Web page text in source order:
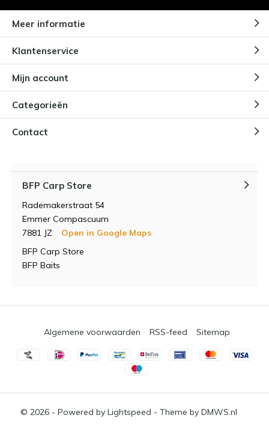
Meer informatie
Klantenservice
Mijn account
Categorieën
Contact
BFP Carp Store
Rademakerstraat 54
Emmer Compascuum
7881 JZ
Open in Google Maps
BFP Carp Store
BFP Baits
© 2026 - Powered by Lightspeed - Theme by DMWS.nl
Algemene voorwaarden RSS-feed Sitemap